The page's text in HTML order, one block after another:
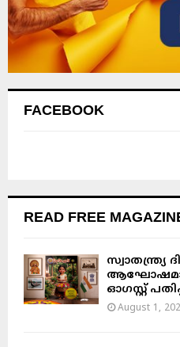
FACEBOOK
READ FREE
ഓഗസ്റ്റ്
August 1,